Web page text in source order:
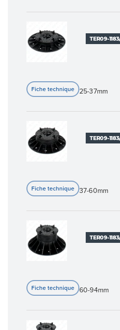
TER09-
25-37mm
TER09-
37-60mm
TER09-
60-94mm